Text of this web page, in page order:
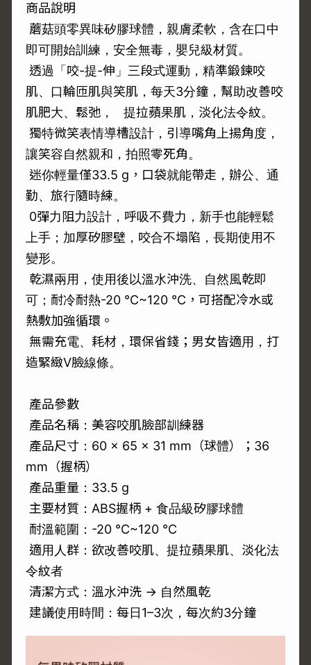
商品說明
蘑菇頭零異味矽膠球體，親膚柔軟，含在口中
即可開始訓練，安全無毒，嬰兒級材質。
透過「咬-提-伸」三段式運動，精準鍛鍊咬
肌、口輪匝肌與笑肌，每天3分鐘，幫助改善咬
肌肥大、鬆弛， 提拉蘋果肌，淡化法令紋。
獨特微笑表情導槽設計，引導嘴角上揚角度，
讓笑容自然親和，拍照零死角。
迷你輕量僅33.5 g，口袋就能帶走，辦公、通
勤、旅行隨時練。
0彈力阻力設計，呼吸不費力，新手也能輕鬆
上手；加厚矽膠壁，咬合不塌陷，長期使用不
變形。
乾濕兩用，使用後以溫水沖洗、自然風乾即
可；耐冷耐熱-20 °C~120 °C，可搭配冷水或
熱敷加強循環。
無需充電、耗材，環保省錢；男女皆適用，打
造緊緻V臉線條。
產品參數
產品名稱：美容咬肌臉部訓練器
產品尺寸：60 × 65 × 31 mm（球體）；36
mm（握柄）
產品重量：33.5 g
主要材質：ABS握柄 + 食品級矽膠球體
耐溫範圍：-20 °C~120 °C
適用人群：欲改善咬肌、提拉蘋果肌、淡化法
令紋者
清潔方式：溫水沖洗 → 自然風乾
建議使用時間：每日1–3次，每次約3分鐘